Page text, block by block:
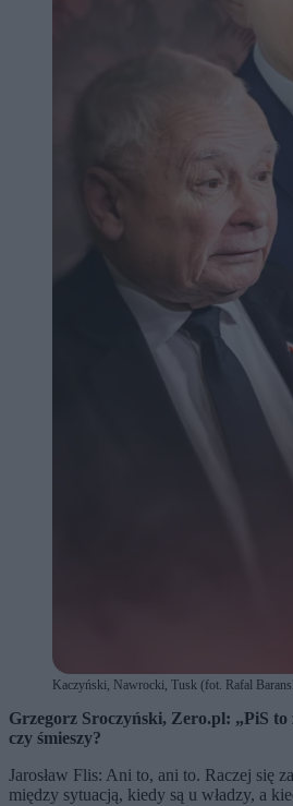
Kaczyński, Nawrocki, Tusk (fot. Rafal
Grzegorz Sroczyński, Zero.pl: „PiS to
czy śmieszy?
Jarosław Flis: Ani to, ani to. Raczej się
między sytuacją, kiedy są u władzy, a